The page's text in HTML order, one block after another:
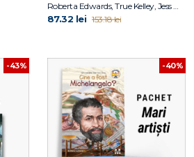
Roberta Edwards, True Kelley, Jess M. Brallier, Robert Andrew Parker, Kirsten Anderson, Deborah Hopkinson, Janet B. Pascal, Tim Foley
87.32 lei 153.18 lei
-43% -40%